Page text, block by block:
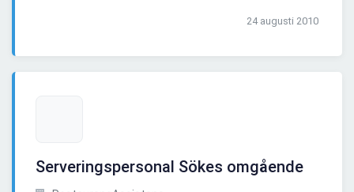
24 augusti 2010
Serveringspersonal Sökes omgående